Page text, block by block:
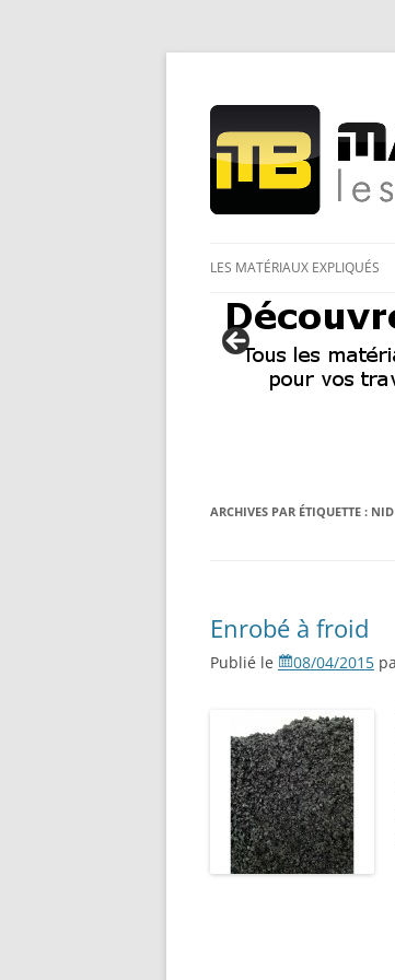
Matériaux et
LES MATÉRIAUX EXPLIQUÉS
ARCHIVES PAR ÉTIQUETTE :
Enrobé à froid
Publié le 08/04/2015